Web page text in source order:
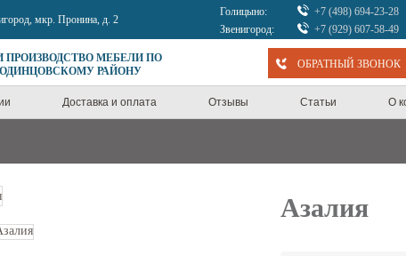
мкр. Пронина, д. 2
Голицыно:
+7 (498) 694-23-28
Звенигород:
+7 (929) 607-58-49
ПРОИЗВОДСТВО МЕБЕЛИ ПО
РАЙОНУ
ОБРАТНЫЙ ЗВОНОК
Доставка и оплата Отзывы Статьи О
Азалия